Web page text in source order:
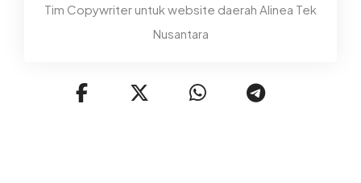
Tim Copywriter untuk website daerah Alinea Tek
Nusantara